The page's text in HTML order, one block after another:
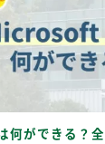
ができる？全